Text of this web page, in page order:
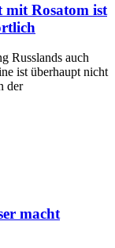
mit Rosatom ist
Russlands auch
ist überhaupt nicht
der
macht